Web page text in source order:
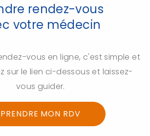
rendez-vous
votre médecin
vous en ligne, c'est simple et
sur le lien ci-dessous et laissez-
vous guider.
PRENDRE MON RDV